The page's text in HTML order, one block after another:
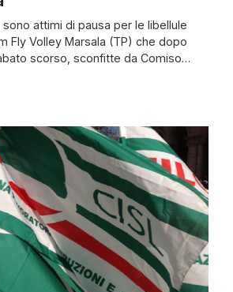
sono attimi di pausa per le libellule
Fly Volley Marsala (TP) che dopo
scorso, sconfitte da Comiso
hanno affrontato una settimana
sabato 13 febbraio alle […]